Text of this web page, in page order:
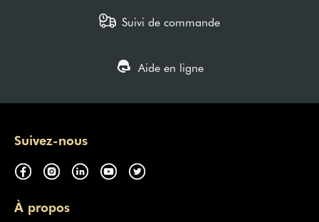
Suivi de commande
Aide en ligne
Suivez-nous
À propos